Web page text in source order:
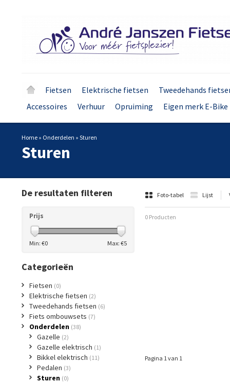
Fietsen Elektrische fietsen
Tweedehands
Accessoires
Verhuur Opruiming Eigen merk E-
Home » Onderdelen » Sturen
Sturen
Foto-tabel Lijst
0 Producten
Pagina 1 van 1
De resultaten filteren
Prijs
Min: €0 Max: €5
Categorieën
Fietsen (0)
Elektrische fietsen (2)
Tweedehands fietsen (6)
Fiets ombouwsets (7)
Onderdelen (38)
Gazelle (2)
Gazelle elektrisch (1)
Bikkel elektrisch (11)
Pedalen (3)
Sturen (0)